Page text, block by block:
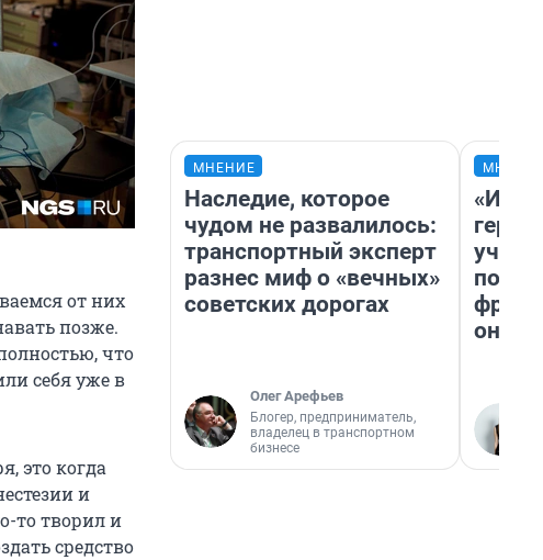
от них
позже.
что
себя уже в
это когда
и
то творил и
средство
МНЕНИЕ
Наследие, которое
чудом не развалилось:
транспортный эксперт
разнес миф о «вечных»
советских дорогах
Олег Арефьев
Блогер, предприниматель,
владелец в транспортном
бизнесе
учит
она